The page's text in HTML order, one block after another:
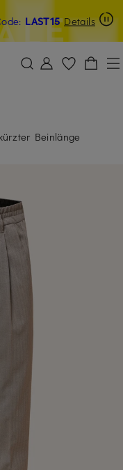
SUCHFELD ÜBERSPRINGEN
LAST15 Details
sichern
Beinlänge